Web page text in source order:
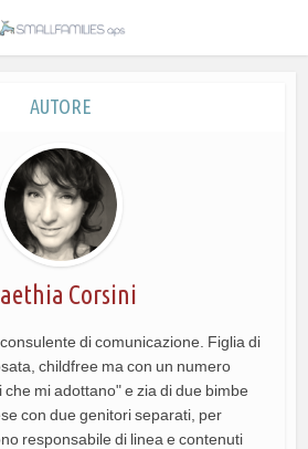
AUTORE
Corsini
di comunicazione. Figlia di
childfree ma con un numero
che mi adottano" e zia di due bimbe
con due genitori separati, per
responsabile di linea e contenuti